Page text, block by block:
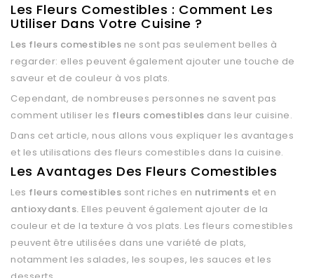
Les Fleurs Comestibles : Comment Les
Utiliser Dans Votre Cuisine ?
Les fleurs comestibles ne sont pas seulement belles à
regarder: elles peuvent également ajouter une touche de
saveur et de couleur à vos plats.
Cependant, de nombreuses personnes ne savent pas
comment utiliser les fleurs comestibles dans leur cuisine.
Dans cet article, nous allons vous expliquer les avantages
et les utilisations des fleurs comestibles dans la cuisine.
Les Avantages Des Fleurs Comestibles
Les fleurs comestibles sont riches en nutriments et en
antioxydants. Elles peuvent également ajouter de la
couleur et de la texture à vos plats. Les fleurs comestibles
peuvent être utilisées dans une variété de plats,
notamment les salades, les soupes, les sauces et les